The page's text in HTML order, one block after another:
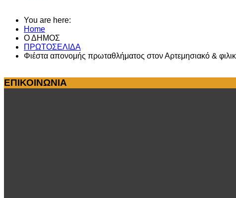
You are here:
Home
Ο ΔΗΜΟΣ
ΠΡΩΤΟΣΕΛΙΔΑ
Φιέστα απονομής πρωταθλήματος στον Αρτεμησιακό &
ΕΠΙΚΟΙΝΩΝΙΑ